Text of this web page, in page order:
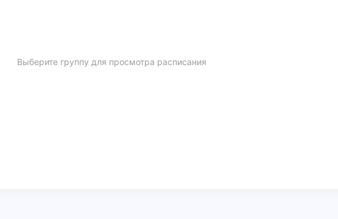
Выберите группу для просмотра расписания